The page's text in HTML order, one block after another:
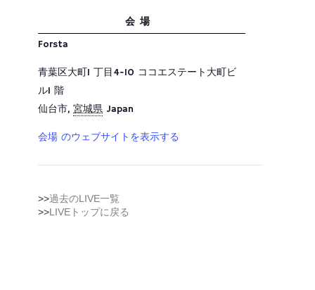
会場
Forsta
青葉区大町1 丁目4−10 ココエステート大町ビ
ル1 階
仙台市, 宮城県 Japan
会場 のウェブサイトを表示する
>>過去のLIVE一覧
>>LIVEトップに戻る